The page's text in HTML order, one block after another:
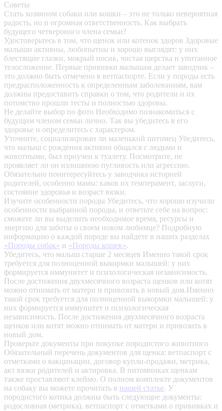
Советы
Стать хозяином собаки или кошки – это не только невероятная
радость, но и огромная ответственность. Как выбрать
будущего четвероного члена семьи?
Удостоверьтесь в том, что щенок или котенок здоров Здоровые
малыши активны, любопытны и хорошо выглядят: у них
блестящие глазки, мокрый носик, чистая шерстка и упитанное
телосложение. Первые прививки малышам делает заводчик –
это должно быть отмечено в ветпаспорте. Если у породы есть
предрасположенность к определенным заболеваниям, вам
должны предоставить справки о том, что родители и их
потомство прошли тесты и полностью здоровы.
Не делайте выбор по фото Необходимо познакомиться с
будущим членом семьи лично. Так вы убедитесь в его
здоровье и определитесь с характером.
Уточните, социализирован ли маленький питомец Убедитесь,
что малыш с рождения активно общался с людьми и
животными, был приучен к туалету. Посмотрите, не
проявляет ли он излишнюю пугливость или агрессию.
Обязательно поинтересуйтесь у заводчика историей
родителей, особенно мамы: каков их темперамент, заслуги,
состояние здоровья и возраст вязки.
Изучите особенности породы Убедитесь, что хорошо изучили
особенности выбранной породы, и ответьте себе на вопрос:
сможете ли вы выделить необходимое время, ресурсы и
энергию для заботы о своем новом любимце? Подробную
информацию о каждой породе вы найдете в наших разделах
«Породы собак» и «Породы кошек».
Убедитесь, что малыш старше 2 месяцев Именно такой срок
требуется для полноценной выкормки малышей: у них
формируется иммунитет и психологическая независимость.
После достижения двухмесячного возраста щенков или котят
можно отнимать от матери и привозить в новый дом.Именно
такой срок требуется для полноценной выкормки малышей: у
них формируется иммунитет и психологическая
независимость. После достижения двухмесячного возраста
щенков или котят можно отнимать от матери и привозить в
новый дом.
Проверьте документы при покупке породистого животного
Обязательный перечень документов для щенка: ветпаспорт с
отметками о вакцинации, договор купли-продажи, метрика,
акт вязки родителей и актировка. В питомниках щенкам
также проставляют клеймо. О полном комплекте документов
на собаку вы можете прочитать в нашей статье. У
породистого котика должны быть следующие документы:
родословная (метрика), ветпаспорт с отметками о прививках и